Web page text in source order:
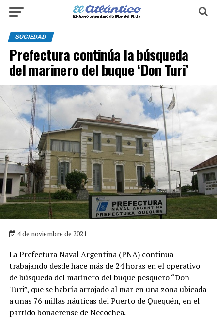
SOCIEDAD
Prefectura continúa la búsqueda
del marinero del buque ‘Don Turi’
4 de noviembre de 2021
La Prefectura Naval Argentina (PNA) continua
trabajando desde hace más de 24 horas en el operativo
de búsqueda del marinero del buque pesquero “Don
Turi”, que se habría arrojado al mar en una zona ubicada
a unas 76 millas náuticas del Puerto de Quequén, en el
partido bonaerense de Necochea.